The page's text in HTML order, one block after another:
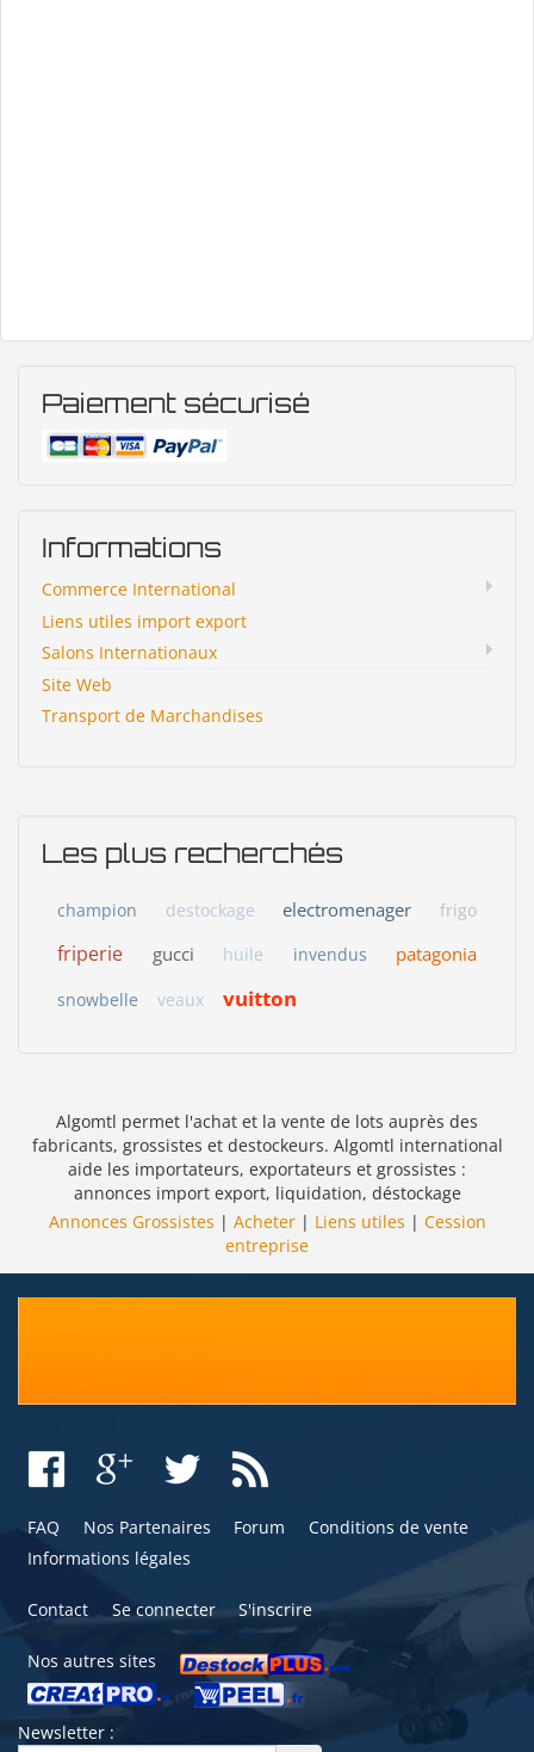
Paiement sécurisé
Informations
Commerce International
Liens utiles import export
Salons Internationaux
Site Web
Transport de Marchandises
Les plus recherchés
champion destockage electromenager frigo
friperie gucci huile invendus patagonia
snowbelle veaux vuitton
Algomtl permet l'achat et la vente de lots auprès des
fabricants, grossistes et destockeurs. Algomtl international
aide les importateurs, exportateurs et grossistes :
annonces import export, liquidation, déstockage
Annonces Grossistes | Acheter| Liens utiles | Cession
entreprise
FAQ Nos Partenaires Forum
Conditions de vente
Informations légales
Contact Se connecter S'inscrire
Nos autres sites
Newsletter :